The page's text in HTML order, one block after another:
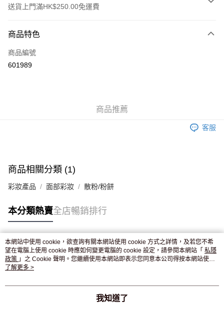
送貨上門滿HK$250.00免運費
信用卡
Apple Pay
付款後門市自取，訂單確認後2-4個工作天到店，7天內取。逾期後
商品特色
商品編號
601989
商品推薦
客服
商品相關分類 (1)
彩妝產品 面部彩妝 散粉/粉餅
本分類熱賣全店暢銷排行
熱門標籤
熱銷排行
本網站中使用 cookie，欲查詢有關本網站使用 cookie 方式之詳情，及若您不希
望在電腦上使用 cookie 時應如何變更電腦的 cookie 設定，請參閱本網站「 私隱
政策 」之 Cookie 聲明。您繼續使用本網站即表示您同意本公司得按本網站使用
條款之 Cookie 聲明使用 cookie。
了解更多 >
我知道了